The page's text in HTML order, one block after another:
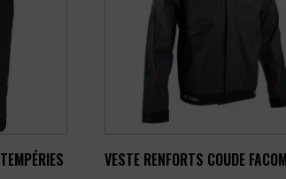
VESTE RENFORTS COUDE